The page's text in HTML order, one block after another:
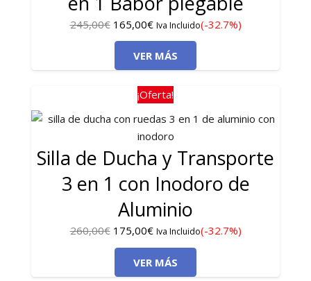
245,00€ El
precio
original
era:
245,00€.
165,00€El
precio
actual
es:
165,00€.
Iva Incluido(-32.7%)
VER MÁS
¡Oferta!
Silla de Ducha y Transporte
3 en 1 con Inodoro de
Aluminio
260,00€ El
precio
original
175,00€El
precio
actual
Iva Incluido(-32.7%)
VER MÁS